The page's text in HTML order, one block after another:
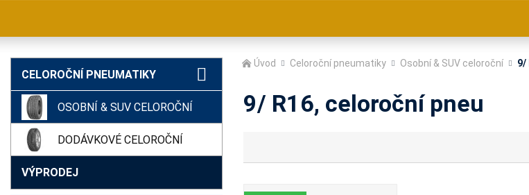
CELOROČNÍ PNEUMATIKY
OSOBNÍ & SUV CELOROČNÍ
DODÁVKOVÉ CELOROČNÍ
VÝPRODEJ
Úvod Celoroční pneumatiky Osobní & SUV celoroční 9/
9/ R16, celoroční pneu